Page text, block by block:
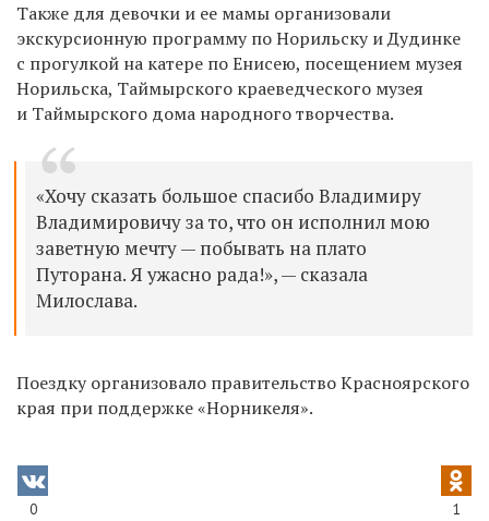
Также для девочки и ее мамы организовали
экскурсионную программу по Норильску и Дудинке
с прогулкой на катере по Енисею, посещением музея
Норильска, Таймырского краеведческого музея
и Таймырского дома народного творчества.
«Хочу сказать большое спасибо Владимиру
Владимировичу за то, что он исполнил мою
заветную мечту — побывать на плато
Путорана. Я ужасно рада!», — сказала
Милослава.
Поездку организовало правительство Красноярского
края при поддержке «Норникеля».
0 1